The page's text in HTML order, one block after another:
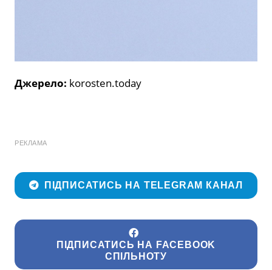
Джерело: korosten.today
РЕКЛАМА
ПІДПИСАТИСЬ НА TELEGRAM КАНАЛ
ПІДПИСАТИСЬ НА FACEBOOK
СПІЛЬНОТУ